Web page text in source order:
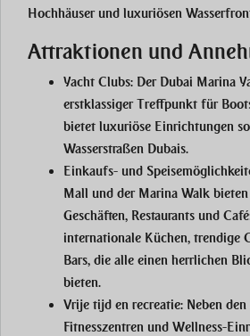
Hochhäuser und luxuriösen
Attraktionen und
Yacht Clubs: Der Dubai Marina
erstklassiger Treffpunkt für
bietet luxuriöse Einrichtungen
Wasserstraßen Dubais.
Einkaufs- und
Mall und der Marina Walk
Geschäften, Restaurants und
internationale Küchen, trendige
Bars, die alle einen herrlichen
bieten.
Vrije tijd en recreatie: Neben
Fitnesszentren und Wellness-